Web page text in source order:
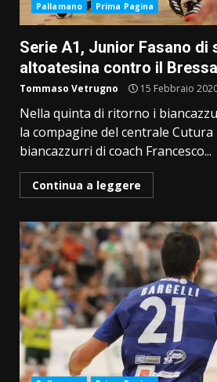
Pallamano Prima Pagina
Serie A1, Junior Fasano di
altoatesina contro il
Tommaso Vetrugno 15 Febbraio
Nella quinta di ritorno i
la compagine del centrale Cutura
biancazzurri di coach Francesco...
Continua a leggere